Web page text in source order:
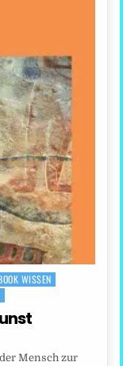
WISSEN
Mensch zur